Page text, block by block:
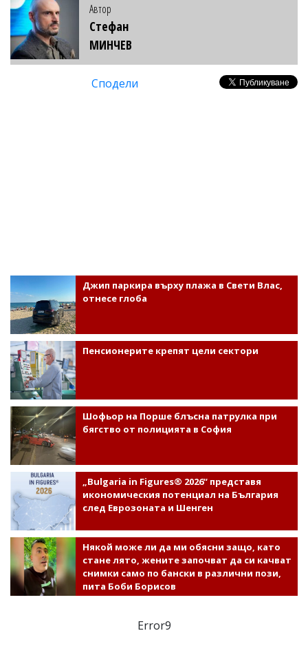
Автор
Стефан
МИНЧЕВ
Сподели
Джип паркира върху плажа в Свети Влас,
отнесе глоба
Пенсионерите крепят цели сектори
Шофьор на Порше блъсна патрулка при
бягство от полицията в София
„Bulgaria in Figures® 2026“ представя
икономическия потенциал на България
след Еврозоната и Шенген
Някой може ли да ми обясни защо, като
стане лято, жените започват да си качват
снимки само по бански в различни пози,
пита Боби Борисов
Error9